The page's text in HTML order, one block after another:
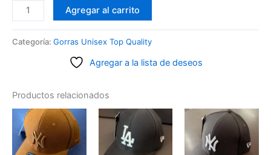
Made
in
segunda
Agregar al carrito
Categoría: Gorras Unisex Top Quality
Agregar a la lista de deseos
Productos relacionados